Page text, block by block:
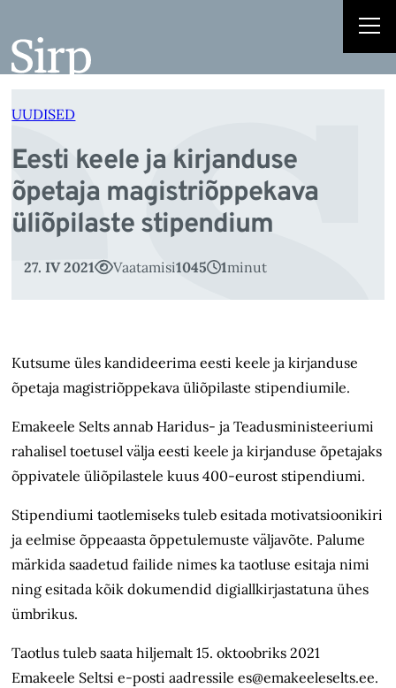
juurde
UUDISED
Eesti keele ja kirjanduse
õpetaja magistriõppekava
üliõpilaste stipendium
27. IV 2021 Vaatamisi1045 1minut
Kutsume üles kandideerima eesti keele ja kirjanduse
õpetaja magistriõppekava üliõpilaste stipendiumile.
Emakeele Selts annab Haridus- ja Teadusministeeriumi
rahalisel toetusel välja eesti keele ja kirjanduse õpetajaks
õppivatele üliõpilastele kuus 400-eurost stipendiumi.
Stipendiumi taotlemiseks tuleb esitada motivatsioonikiri
ja eelmise õppeaasta õppetulemuste väljavõte. Palume
märkida saadetud failide nimes ka taotluse esitaja nimi
ning esitada kõik dokumendid digiallkirjastatuna ühes
ümbrikus.
Taotlus tuleb saata hiljemalt 15. oktoobriks 2021
Emakeele Seltsi e-posti aadressile es@emakeeleselts.ee.